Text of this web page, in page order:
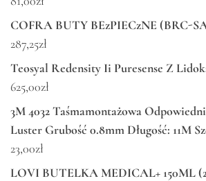
COFRA BUTY BEzPIECzNE (BRC-
287,25zł
Teosyal Redensity Ii Puresense Z
625,00zł
3M 4032 Taśmamontażowa
Luster Grubość 0.8mm Długość: 11M
23,00zł
LOVI BUTELKA MEDICAL+ 150ML